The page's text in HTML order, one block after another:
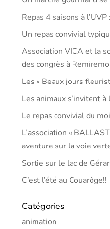
Repas 4 saisons à l’UVP
Un repas convivial
Association VICA et la
des congrès à
Les « Beaux jours
Les animaux s’invitent à
Le repas convivial du
L’association «
aventure sur la voie
Sortie sur le lac de
C’est l’été au Couarôge!!
Catégories
animation